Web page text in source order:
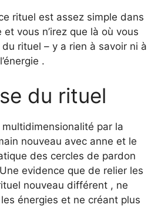
rituel est assez simple dans
vous n’irez que là où vous
rituel – y a rien à savoir ni à
.
du rituel
multidimensionalité par la
nouveau avec anne et le
des cercles de pardon
evidence que de relier les
nouveau différent , ne
énergies et ne créant plus